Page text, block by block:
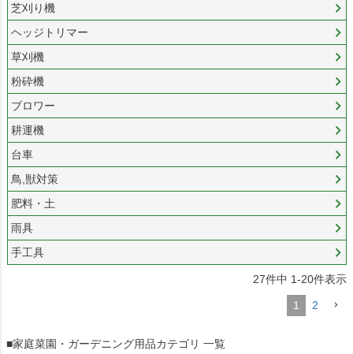
芝刈り機
ヘッジトリマー
草刈機
粉砕機
ブロワー
耕運機
台車
鳥,獣対策
肥料・土
雨具
手工具
27件中 1-20件表示
1 2
■家庭菜園・ガーデニング用品カテゴリ 一覧